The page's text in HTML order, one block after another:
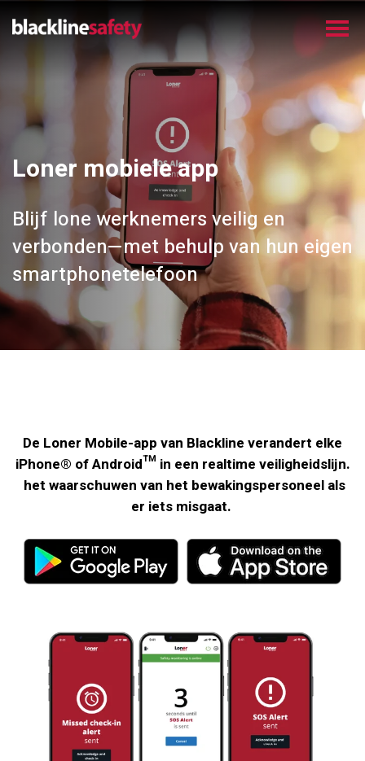
Loner mobiele app
Blijf lonewerknemers veilig en
verbonden—met behulp van hun eigen
smartphonetelefoon
De Loner Mobile-app van Blackline verandert elke
iPhone® of Android™ in een realtime veiligheidslijn.
het waarschuwen van het bewakingspersoneel als
er iets misgaat.